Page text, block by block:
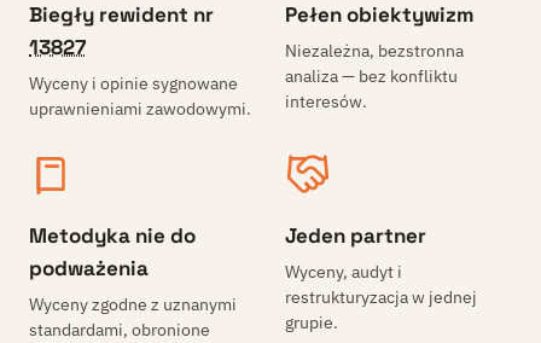
Biegły rewident nr
13827
Wyceny i opinie sygnowane
uprawnieniami zawodowymi.
Pełen obiektywizm
Niezależna, bezstronna
analiza — bez konfliktu
interesów.
Metodyka nie do
podważenia
Wyceny zgodne z uznanymi
standardami, obronione
Jeden partner
Wyceny, audyt i
restrukturyzacja w jednej
grupie.